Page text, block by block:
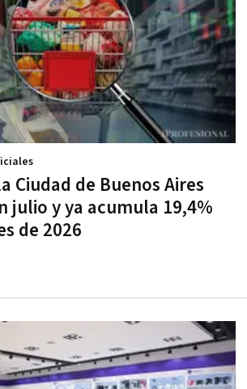
Ciudad de Buenos Aires
julio y ya acumula 19,4%
de 2026